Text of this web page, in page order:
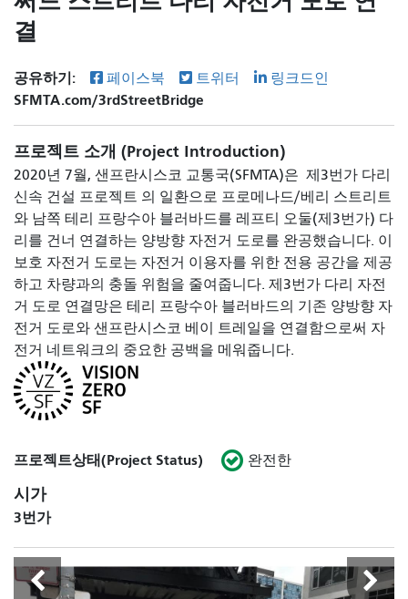
결
공유하기: 페이스북 트위터 링크드인
SFMTA.com/3rdStreetBridge
프로젝트 소개 (Project Introduction)
2020년 7월, 샌프란시스코 교통국(SFMTA)은 제3번가 다리
신속 건설 프로젝트 의 일환으로 프로메나드/베리 스트리트
와 남쪽 테리 프랑수아 블러바드를 레프티 오둘(제3번가) 다
리를 건너 연결하는 양방향 자전거 도로를 완공했습니다. 이
보호 자전거 도로는 자전거 이용자를 위한 전용 공간을 제공
하고 차량과의 충돌 위험을 줄여줍니다. 제3번가 다리 자전
거 도로 연결망은 테리 프랑수아 블러바드의 기존 양방향 자
전거 도로와 샌프란시스코 베이 트레일을 연결함으로써 자
전거 네트워크의 중요한 공백을 메워줍니다.
프로젝트상태(Project Status) 완전한
시가
3번가